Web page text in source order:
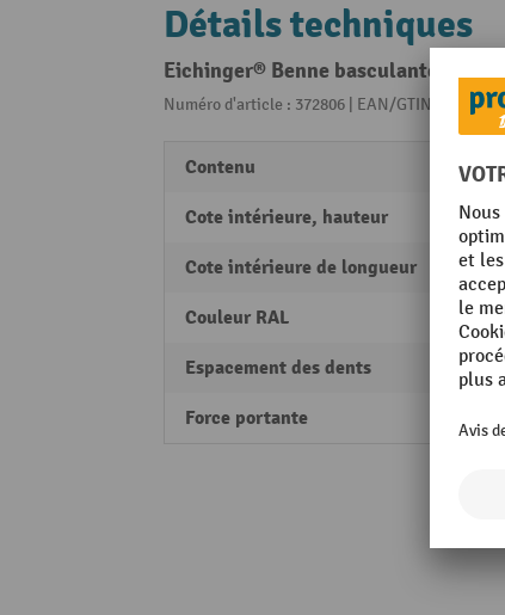
Détails techniques
Eichinger® Benne basculante
Numéro d'article : 372806 | EAN/GTIN:
Contenu
Cote intérieure, hauteur
Cote intérieure de longueur
Couleur RAL
Espacement des dents
Force portante